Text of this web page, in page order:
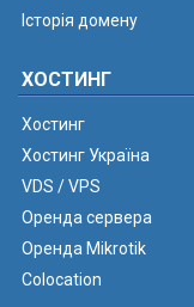
Історія домену
ХОСТИНГ
Хостинг
Хостинг Україна
VDS / VPS
Оренда сервера
Оренда Mikrotik
Colocation